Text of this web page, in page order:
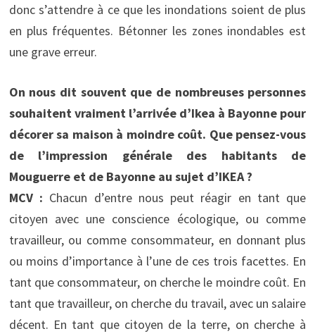
donc s’attendre à ce que les inondations soient de plus
en plus fréquentes. Bétonner les zones inondables est
une grave erreur.
On nous dit souvent que de nombreuses personnes
souhaitent vraiment l’arrivée d’Ikea à Bayonne pour
décorer sa maison à moindre coût. Que pensez-vous
de l’impression générale des habitants de
Mouguerre et de Bayonne au sujet d’IKEA ?
MCV : Chacun d’entre nous peut réagir en tant que
citoyen avec une conscience écologique, ou comme
travailleur, ou comme consommateur, en donnant plus
ou moins d’importance à l’une de ces trois facettes. En
tant que consommateur, on cherche le moindre coût. En
tant que travailleur, on cherche du travail, avec un salaire
décent. En tant que citoyen de la terre, on cherche à